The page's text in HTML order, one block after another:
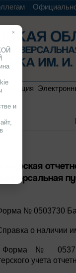
универсальная
№ 0503730
о наличии
№ 053710
учета
×
и